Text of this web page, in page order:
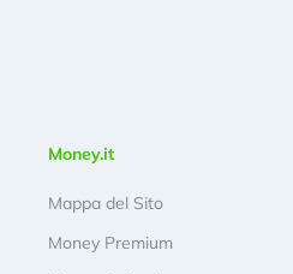
Money.it
Mappa del Sito
Money Premium